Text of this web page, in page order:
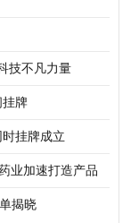
技不凡力量
挂牌
挂牌成立
业加速打造产品
揭晓